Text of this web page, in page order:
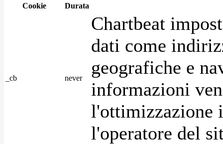
Cookie Durata
_cb never
Chartbeat
dati come
geografiche e
informazioni
l'ottimizzazione
l'operatore del